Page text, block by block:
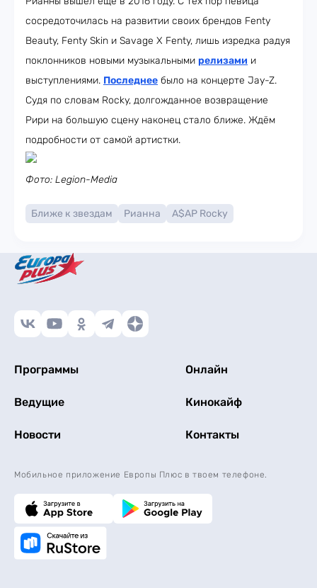
сосредоточилась на развитии своих брендов Fenty
Beauty, Fenty Skin и Savage X Fenty, лишь изредка радуя
поклонников новыми музыкальными релизами и
выступлениями. Последнее было на концерте Jay-Z.
Судя по словам Rocky, долгожданное возвращение
Рири на большую сцену наконец стало ближе. Ждём
подробности от самой артистки.
Фото: Legion-Media
Ближе к звездам Рианна A$AP Rocky
Программы Онлайн
Ведущие Кинокайф
Новости Контакты
Мобильное приложение Европы Плюс в твоем телефоне.